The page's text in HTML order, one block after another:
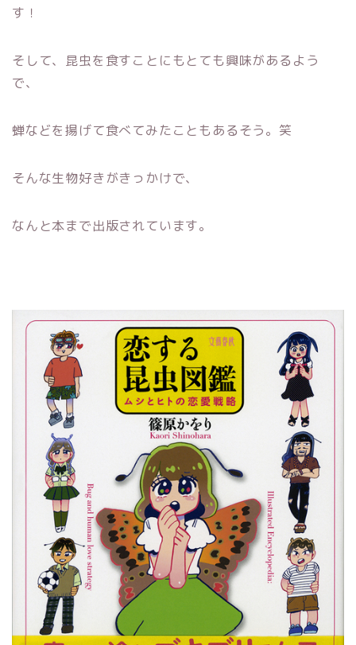
す！
そして、昆虫を食すことにもとても興味があるよう
で、
蝉などを揚げて食べてみたこともあるそう。笑
そんな生物好きがきっかけで、
なんと本まで出版されています。